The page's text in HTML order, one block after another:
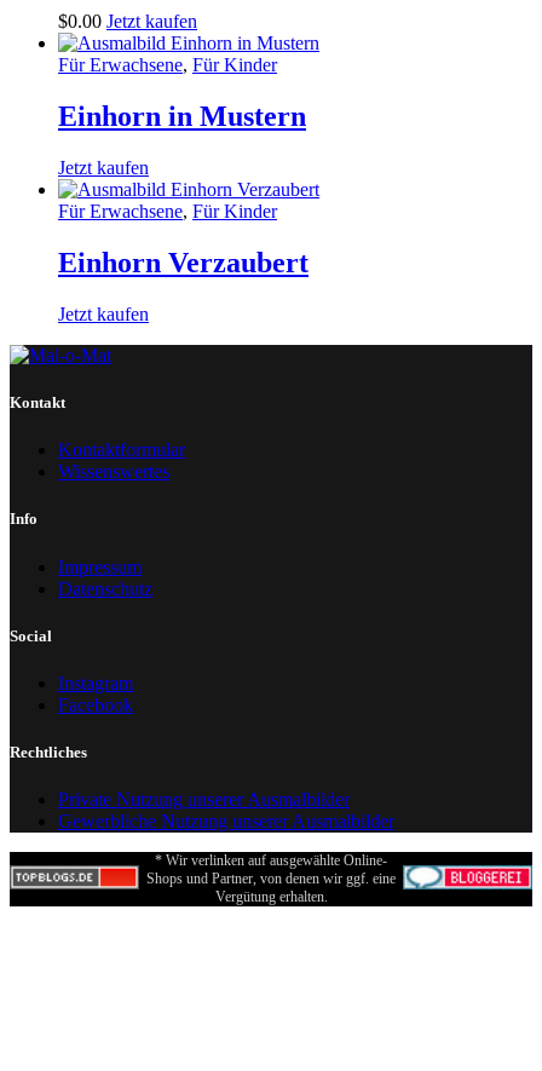
$0.00 Jetzt kaufen
Für Erwachsene, Für Kinder
Einhorn in Mustern
Jetzt kaufen
Für Erwachsene, Für Kinder
Einhorn Verzaubert
Jetzt kaufen
Kontakt
Kontaktformular
Wissenswertes
Info
Impressum
Datenschutz
Social
Instagram
Facebook
Rechtliches
Private Nutzung unserer Ausmalbilder
Gewerbliche Nutzung unserer Ausmalbilder
* Wir verlinken auf ausgewählte Online-
Shops und Partner, von denen wir ggf. eine
Vergütung erhalten.